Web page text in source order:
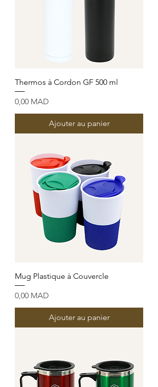
Thermos à Cordon GF 500 ml
Prix
0,00 MAD
Ajouter au panier
Mug Plastique à Couvercle
Prix
0,00 MAD
Ajouter au panier